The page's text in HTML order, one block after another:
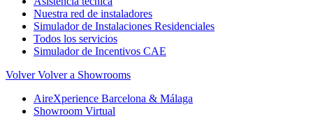
Nuestra red de instaladores
Simulador de Instalaciones Residenciales
Todos los servicios
Simulador de Incentivos CAE
Volver Volver a Showrooms
AireXperience Barcelona & Málaga
Showroom Virtual